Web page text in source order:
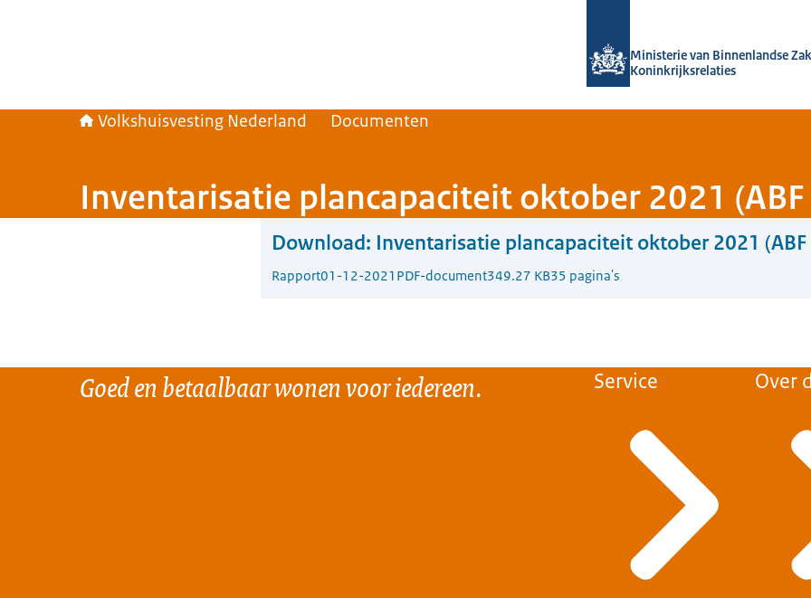
Ministerie van Binnenlandse
Koninkrijksrelaties
Volkshuisvesting Nederland Documenten
Inventarisatie plancapaciteit oktober 2021 (ABF
Download: Inventarisatie plancapaciteit oktober 2021 (ABF
Rapport01-12-2021 PDF-document349.27 KB35 pagina's
Goed en betaalbaar wonen voor iedereen. Service Over